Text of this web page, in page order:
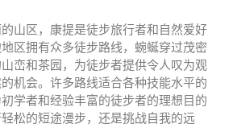
山区，康提是徒步旅行者和自然爱好
区拥有众多徒步路线，蜿蜒穿过茂密
峦和茶园，为徒步者提供令人叹为观
机会。许多路线适合各种技能水平的
学者和经验丰富的徒步者的理想目的
松的短途漫步，还是挑战自我的远